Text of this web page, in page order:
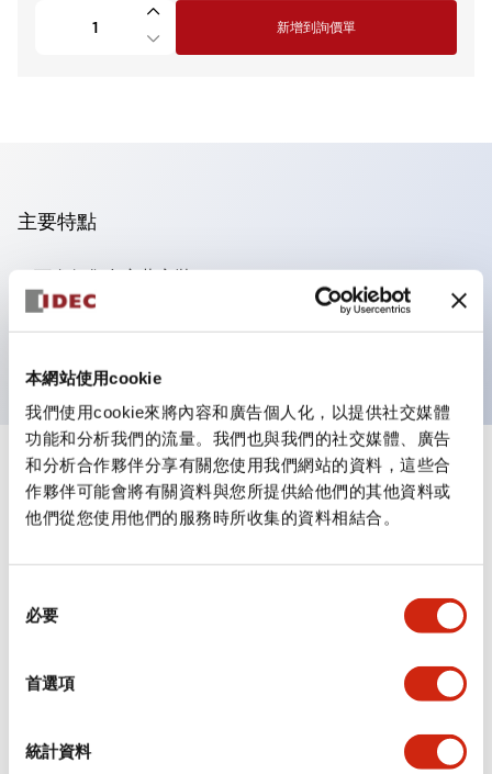
本網站使用cookie
我們使用cookie來將內容和廣告個人化，以提供社交媒體
功能和分析我們的流量。我們也與我們的社交媒體、廣告
和分析合作夥伴分享有關您使用我們網站的資料，這些合
作夥伴可能會將有關資料與您所提供給他們的其他資料或
他們從您使用他們的服務時所收集的資料相結合。
必要
首選項
統計資料
新增到詢價單
主要特點
可進行集合密著安裝
附鎖選擇開關採用高安全性的彈子鎖結構
規格 顯示全部
審美規範
安裝和安裝規範